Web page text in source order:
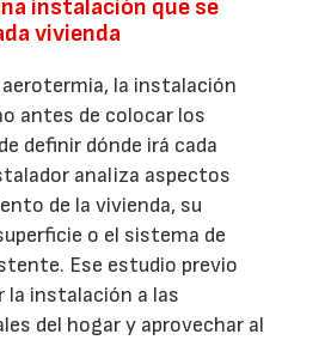
instalación que se
vivienda
aerotermia, la instalación
antes de colocar los
definir dónde irá cada
analiza aspectos
de la vivienda, su
o el sistema de
Ese estudio previo
la instalación a las
del hogar y aprovechar al